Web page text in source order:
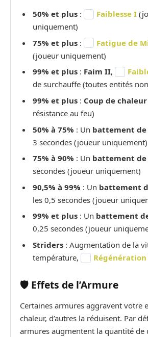
50% et plus : Faiblesse I
uniquement)
75% et plus : Fatigue de
(joueur uniquement)
99% et plus : Faim II,
de surchauffe (toutes entités
99% et plus : Coup de chaleur
résistance au feu)
50% à 75% : Un battement
3 secondes (joueur uniquement)
75% à 90% : Un battement
secondes (joueur uniquement)
90,5% à 99% : Un battement
les 0,5 secondes (joueur
99% et plus : Un battement
0,25 secondes (joueur
Striders : Augmentation de la
température,
🛡️ Effets de l’Armure
Certaines armures aggravent votre
chaleur, d’autres la réduisent. Par
armures augmentent la quantité de